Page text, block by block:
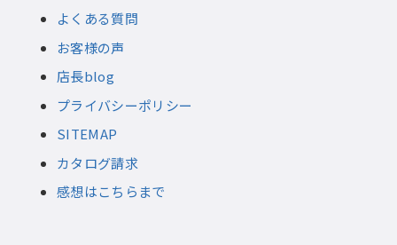
よくある質問
お客様の声
店長blog
プライバシーポリシー
SITEMAP
カタログ請求
感想はこちらまで